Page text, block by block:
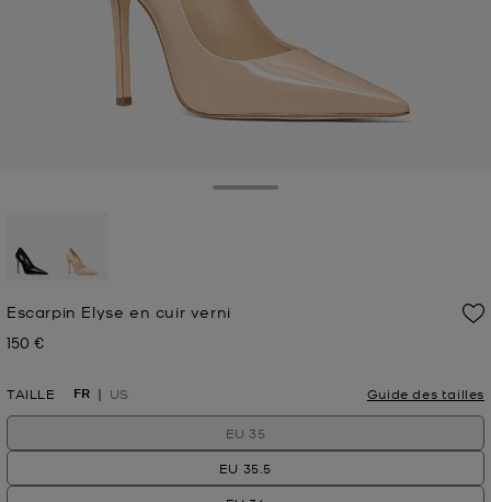
Escarpin Elyse en cuir verni
Prix actuel
150 €
TAILLE FR US Guide des tailles
EU 35
EU 35.5